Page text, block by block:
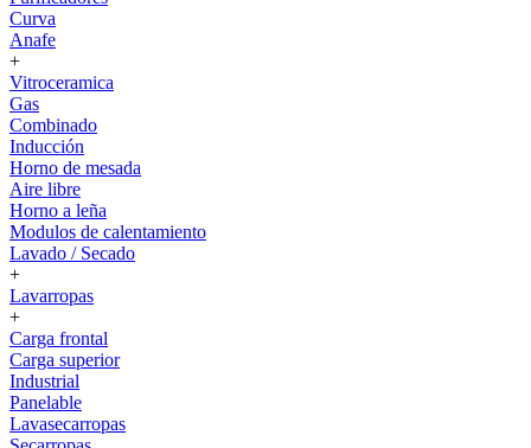
Curva
Anafe
+
Vitroceramica
Gas
Combinado
Inducción
Horno de mesada
Aire libre
Horno a leña
Modulos de calentamiento
Lavado / Secado
+
Lavarropas
+
Carga frontal
Carga superior
Industrial
Panelable
Lavasecarropas